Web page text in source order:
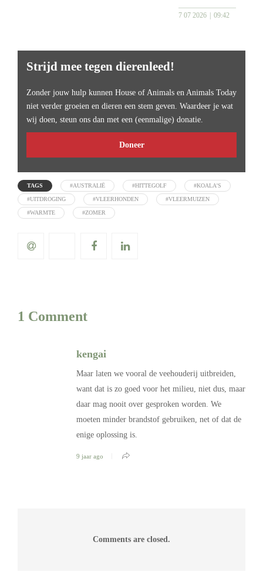
7 07 2026 09:42
Strijd mee tegen dierenleed!
Zonder jouw hulp kunnen House of Animals en Animals Today
niet verder groeien en dieren een stem geven. Waardeer je wat
wij doen, steun ons dan met een (eenmalige) donatie.
Doneer
TAGS #AUSTRALIË #HITTEGOLF #KOALA'S
#UITDROGING #VLEERHONDEN #VLEERMUIZEN
#WARMTE #ZOMER
1 Comment
kengai
Maar laten we vooral de veehouderij uitbreiden,
want dat is zo goed voor het milieu, niet dus, maar
daar mag nooit over gesproken worden. We
moeten minder brandstof gebruiken, net of dat de
enige oplossing is.
9 jaar ago
Comments are closed.